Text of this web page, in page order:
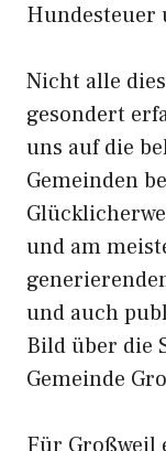
Hundesteuer
Nicht alle
gesondert
uns auf die
Gemeinden
und am
und auch
Bild über die
Gemeinde